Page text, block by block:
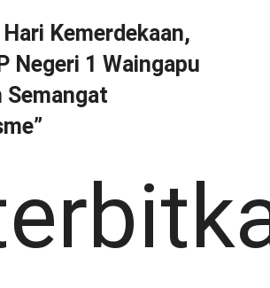
Kemerdekaan,
Negeri 1 Waingapu
Semangat